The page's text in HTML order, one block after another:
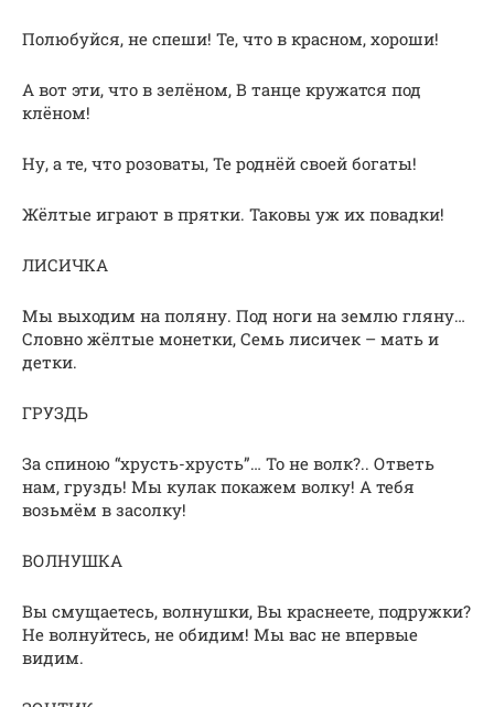
Полюбуйся, не спеши! Те, что в красном, хороши!
А вот эти, что в зелёном, В танце кружатся под
клёном!
Ну, а те, что розоваты, Те роднёй своей богаты!
Жёлтые играют в прятки. Таковы уж их повадки!
ЛИСИЧКА
Мы выходим на поляну. Под ноги на землю гляну…
Словно жёлтые монетки, Семь лисичек – мать и
детки.
ГРУЗДЬ
За спиною “хрусть-хрусть”… То не волк?.. Ответь
нам, груздь! Мы кулак покажем волку! А тебя
возьмём в засолку!
ВОЛНУШКА
Вы смущаетесь, волнушки, Вы краснеете, подружки?
Не волнуйтесь, не обидим! Мы вас не впервые
видим.